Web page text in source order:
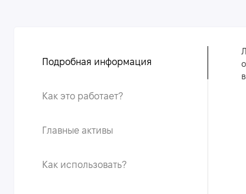
Подробная информация
Как это работает?
Главные активы
Как использовать?